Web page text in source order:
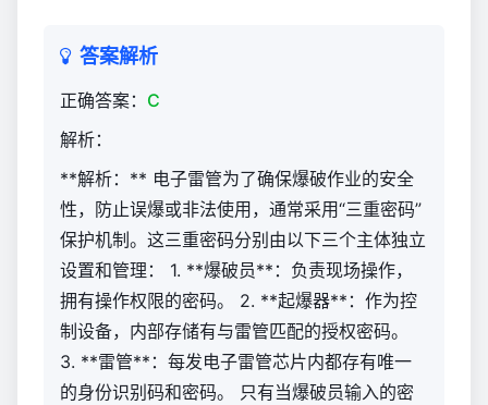
答案解析
正确答案： C
解析：
**解析：** 电子雷管为了确保爆破作业的安全
性，防止误爆或非法使用，通常采用“三重密码”
保护机制。这三重密码分别由以下三个主体独立
设置和管理： 1. **爆破员**：负责现场操作，
拥有操作权限的密码。 2. **起爆器**：作为控
制设备，内部存储有与雷管匹配的授权密码。
3. **雷管**：每发电子雷管芯片内都存有唯一
的身份识别码和密码。 只有当爆破员输入的密